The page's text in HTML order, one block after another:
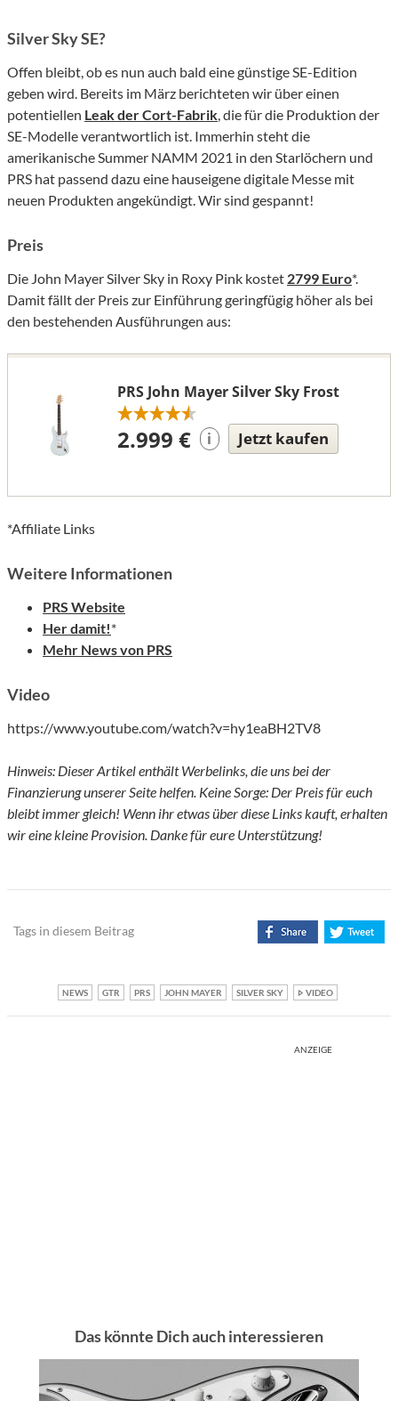
Silver Sky SE?
Offen bleibt, ob es nun auch bald eine günstige SE-Edition
geben wird. Bereits im März berichteten wir über einen
potentiellen Leak der Cort-Fabrik, die für die Produktion der
SE-Modelle verantwortlich ist. Immerhin steht die
amerikanische Summer NAMM 2021 in den Starlöchern und
PRS hat passend dazu eine hauseigene digitale Messe mit
neuen Produkten angekündigt. Wir sind gespannt!
Preis
Die John Mayer Silver Sky in Roxy Pink kostet 2799 Euro*.
Damit fällt der Preis zur Einführung geringfügig höher als bei
den bestehenden Ausführungen aus:
PRS John Mayer Silver Sky Frost
2.999 € i Jetzt kaufen
*Affiliate Links
Weitere Informationen
PRS Website
Her damit!*
Mehr News von PRS
Video
https://www.youtube.com/watch?v=hy1eaBH2TV8
Hinweis: Dieser Artikel enthält Werbelinks, die uns bei der
Finanzierung unserer Seite helfen. Keine Sorge: Der Preis für euch
bleibt immer gleich! Wenn ihr etwas über diese Links kauft, erhalten
wir eine kleine Provision. Danke für eure Unterstützung!
Tags in diesem Beitrag
NEWS GTR PRS JOHN MAYER SILVER SKY VIDEO
ANZEIGE
Das könnte Dich auch interessieren